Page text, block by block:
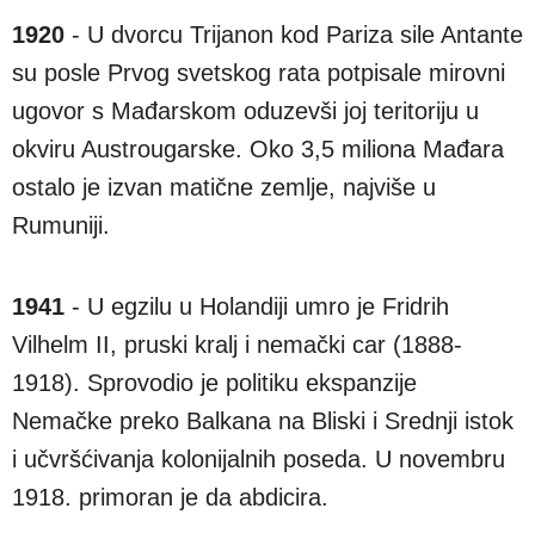
1920 - U dvorcu Trijanon kod Pariza sile Antante
su posle Prvog svetskog rata potpisale mirovni
ugovor s Mađarskom oduzevši joj teritoriju u
okviru Austrougarske. Oko 3,5 miliona Mađara
ostalo je izvan matične zemlje, najviše u
Rumuniji.
1941 - U egzilu u Holandiji umro je Fridrih
Vilhelm II, pruski kralj i nemački car (1888-
1918). Sprovodio je politiku ekspanzije
Nemačke preko Balkana na Bliski i Srednji istok
i učvršćivanja kolonijalnih poseda. U novembru
1918. primoran je da abdicira.